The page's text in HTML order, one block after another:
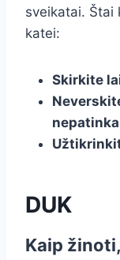
sveikatai. Štai
katei:
Skirkite
DUK
Kaip